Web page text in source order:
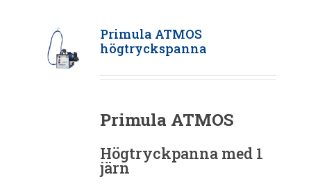
Primula ATMOS
högtryckspanna
Primula ATMOS
Högtryckpanna med 1
järn